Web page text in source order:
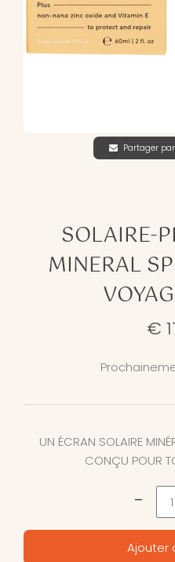
Partager
SOLAIRE-
MINERAL
€
UN ÉCRAN SOLAIRE
CONÇU POUR
-
Ajouter